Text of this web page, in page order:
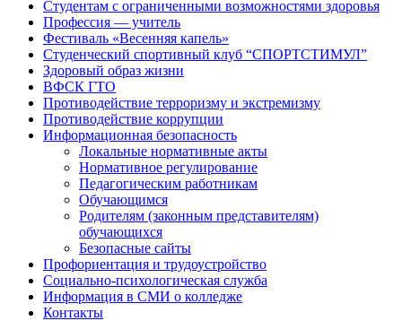
Студентам с ограниченными возможностями здоровья
Профессия — учитель
Фестиваль «Весенняя капель»
Студенческий спортивный клуб “СПОРТСТИМУЛ”
Здоровый образ жизни
ВФСК ГТО
Противодействие терроризму и экстремизму
Противодействие коррупции
Информационная безопасность
Локальные нормативные акты
Нормативное регулирование
Педагогическим работникам
Обучающимся
Родителям (законным представителям)
обучающихся
Безопасные сайты
Профориентация и трудоустройство
Социально-психологическая служба
Информация в СМИ о колледже
Контакты